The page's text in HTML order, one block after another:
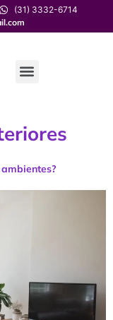
(31) 3332-6714